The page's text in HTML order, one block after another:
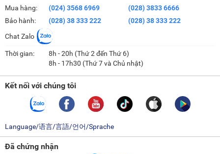
Mua hàng:
Bảo hành:
(024) 3568 6969
(028) 38 333 222
(028) 3833 6666
(028) 38 333 222
Chat Zalo
Thời gian:
8h - 20h (Thứ 2 đến Thứ 6)
8h - 17h30 (Thứ 7 và Chủ nhật)
Kết nối với chúng tôi
Language/语言/言語/언어/Sprache
Đã chứng nhận